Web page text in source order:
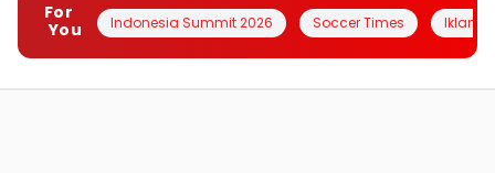
For
You
Indonesia Summit 2026 Soccer Times Iklanin